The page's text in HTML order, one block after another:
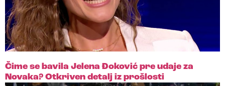
Čime se bavila Jelena Đoković pre udaje za
Novaka? Otkriven detalj iz prošlosti